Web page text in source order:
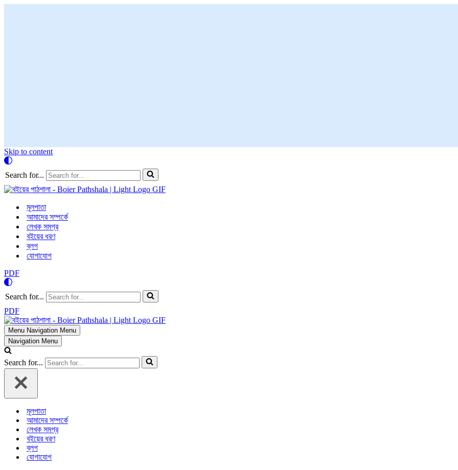
Skip to content
Search for...
মূলপাতা
আমাদের সম্পর্কে
লেখক সমগ্র
বইয়ের ধরণ
ব্লগ
যোগাযোগ
PDF
Search for...
PDF
Menu Navigation Menu
Navigation Menu
Search for...
মূলপাতা
আমাদের সম্পর্কে
লেখক সমগ্র
বইয়ের ধরণ
ব্লগ
যোগাযোগ